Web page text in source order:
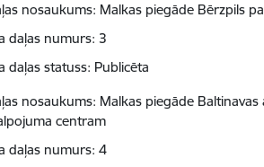
nosaukums: Malkas piegāde Bērzpils
daļas numurs: 3
daļas statuss: Publicēta
nosaukums: Malkas piegāde
centram
daļas numurs: 4